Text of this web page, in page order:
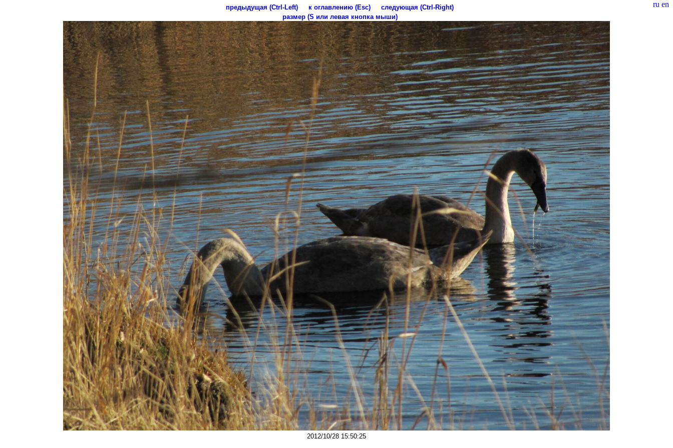
ru en
предыдущая (Ctrl-Left) к оглавлению (Esc)
следующая (Ctrl-Right)
размер (S или левая кнопка мыши)
2012/10/28 15:50:25